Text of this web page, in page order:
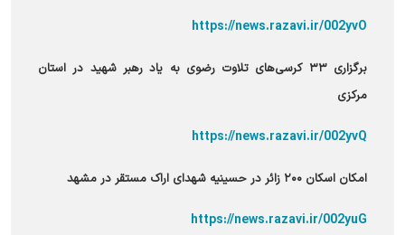
https://news.razavi.ir/002yvO
برگزاری ۳۳ کرسی‌های تلاوت رضوی به یاد رهبر شهید در استان
مرکزی
https://news.razavi.ir/002yvQ
امکان اسکان ۲۰۰ زائر در حسینیه شهدای اراک مستقر در مشهد
https://news.razavi.ir/002yuG